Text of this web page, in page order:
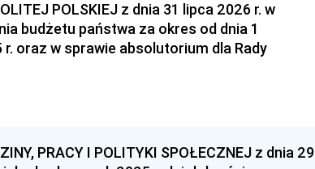
POLSKIEJ z dnia 31 lipca 2026 r. w
budżetu państwa za okres od dnia 1
oraz w sprawie absolutorium dla Rady
PRACY I POLITYKI SPOŁECZNEJ z dnia 29